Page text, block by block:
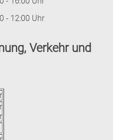
- 12:00 Uhr
Verkehr und